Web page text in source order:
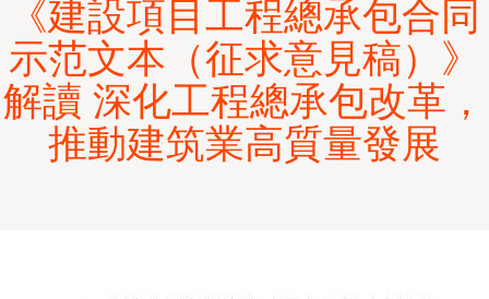
《建設項目工程總承包合同
示范文本（征求意見稿）》
解讀 深化工程總承包改革，
推動建筑業高質量發展